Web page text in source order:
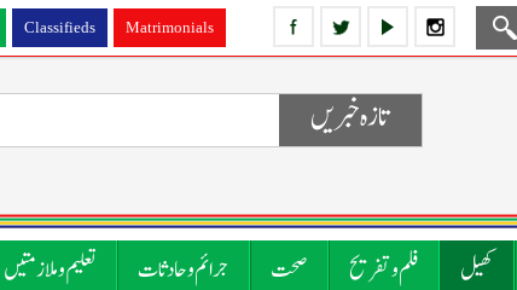
Classifieds Matrimonials
تازہ خبریں
کھیل فلم و تفریح صحت جرائم و حادثات تعلیم و ملازمتیں